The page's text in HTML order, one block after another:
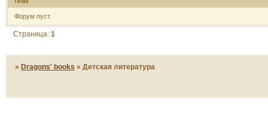
Форум пуст.
Страница:1
» Dragons' books »Детская литература